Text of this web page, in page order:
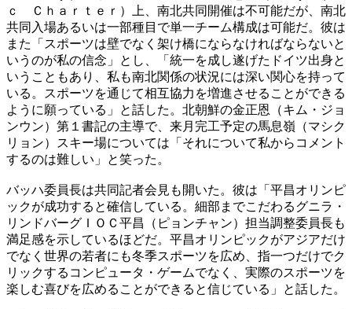
ｃ Ｃｈａｒｔｅｒ）上、南北共同開催は不可能だが、南北
共同入場あるいは一部種目で単一チーム構成は可能だ。彼は
また「スポーツは壁でなく架け橋にならなければならないと
いうのが私の信念」とし、「統一を成し遂げたドイツ出身と
いうこともあり、私も南北関係の状況には深い関心を持って
いる。スポーツを通じて相互協力を増進させることができる
ように願っている」と話した。北朝鮮の金正恩（キム・ジョ
ンウン）第１書記の主導で、来月完工予定の馬息嶺（マシク
リョン）スキー場については「それについて私からコメント
するのは難しい」と笑った。
バッハ委員長は共同記者会見も開いた。彼は「平昌オリンピ
ックが成功すると確信している。細部までこだわるグニラ・
リンドバーグＩＯＣ平昌（ピョンチャン）担当調整委員長も
満足感を示しているほどだ。平昌オリンピックがアジアだけ
でなく世界の若者にも冬季スポーツを広め、指一つだけでク
リックするコンピュータ・ゲームでなく、実際のスポーツを
楽しむ喜びを広めることができると信じている」と話した。